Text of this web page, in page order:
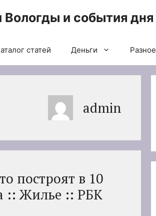
Вологды и события дня
статей Деньги Разное
admin
построят в 10
:: Жилье :: РБК